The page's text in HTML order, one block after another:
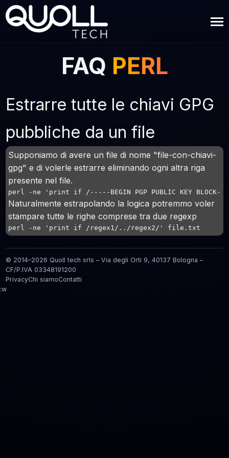
FAQ PERL
Estrarre tutte le chiavi GPG
pubbliche da un file
Supponiamo di avere un file di nome "file-con-chiavi-
gpg" e di volerle estrarre eliminando ogni altra riga
presente nel file.
perl -ne 'print if /-----BEGIN PGP PUBLIC KEY
Naturalmente estrapolando la logica potremmo voler
stampare tutte le righe comprese tra due regexp
perl -ne 'print if /regex1/../regex2/' file.txt
© 2014–2026 Quoll tech srls – Via degli Orti 9, 40137 Bologna –
CF/P.IVA 03348191200
PrivacyChi siamoContatti
:w